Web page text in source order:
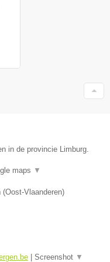
in de provincie Limburg.
maps ▼
(Oost-Vlaanderen)
Screenshot ▼